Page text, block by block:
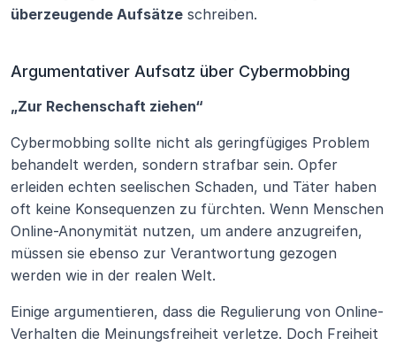
überzeugende Aufsätze schreiben.
Argumentativer Aufsatz über Cybermobbing
„Zur Rechenschaft ziehen“
Cybermobbing sollte nicht als geringfügiges Problem
behandelt werden, sondern strafbar sein. Opfer
erleiden echten seelischen Schaden, und Täter haben
oft keine Konsequenzen zu fürchten. Wenn Menschen
Online-Anonymität nutzen, um andere anzugreifen,
müssen sie ebenso zur Verantwortung gezogen
werden wie in der realen Welt.
Einige argumentieren, dass die Regulierung von Online-
Verhalten die Meinungsfreiheit verletze. Doch Freiheit